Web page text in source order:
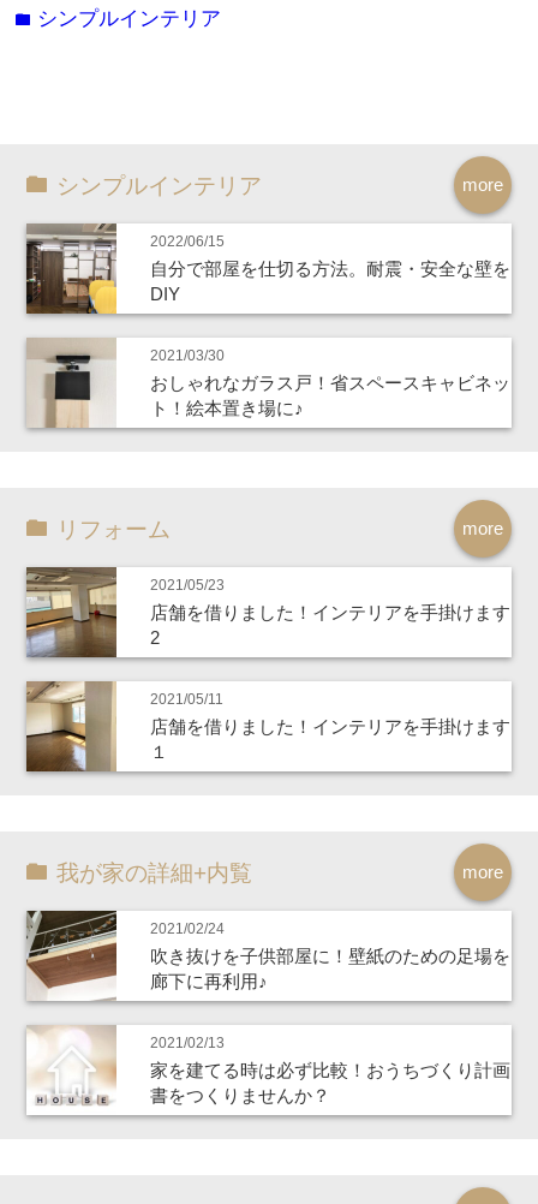
folder シンプルインテリア
more
シンプルインテリア
2022/06/15
自分で部屋を仕切る方法。耐震・安全な壁を
DIY
2021/03/30
おしゃれなガラス戸！省スペースキャビネッ
ト！絵本置き場に♪
more
リフォーム
2021/05/23
店舗を借りました！インテリアを手掛けます
2
2021/05/11
店舗を借りました！インテリアを手掛けます
１
more
我が家の詳細+内覧
2021/02/24
吹き抜けを子供部屋に！壁紙のための足場を
廊下に再利用♪
2021/02/13
家を建てる時は必ず比較！おうちづくり計画
書をつくりませんか？